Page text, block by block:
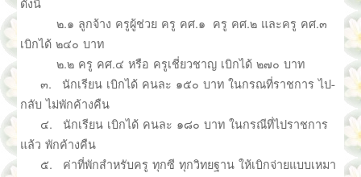
ดังนี้
๒.๑ ลูกจ้าง ครูผู้ช่วย ครู คศ.๑ ครู คศ.๒ และครู คศ.๓
เบิกได้ ๒๔๐ บาท
๒.๒ ครู คศ.๔ หรือ ครูเชี่ยวชาญ เบิกได้ ๒๗๐ บาท
๓. นักเรียน เบิกได้ คนละ ๑๕๐ บาท ในกรณที่ราชการ ไป-
กลับ ไม่พักค้างคืน
๔. นักเรียน เบิกได้ คนละ ๑๘๐ บาท ในกรณีที่ไปราชการ
แล้ว พักค้างคืน
๕. ค่าที่พักสำหรับครู ทุกซี ทุกวิทยฐาน ให้เบิกจ่ายแบบเหมา